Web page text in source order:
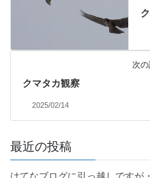
次
クマタカ観察
2025/02/14
最近の投稿